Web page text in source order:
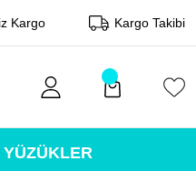
Kargo Kargo Takibi
YÜZÜKLER